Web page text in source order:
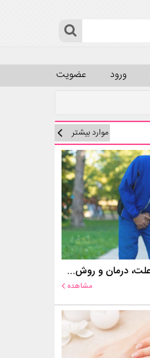
عضویت ورود
موارد بیشتر
بی اختیاری ادرار سالمندان؛ علت، درمان و روش‌های کنترل در منزل
مشاهده